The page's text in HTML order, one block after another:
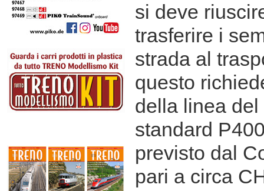
si deve
trasferire i
strada al
questo
della linea
standard
previsto dal
pari a circa